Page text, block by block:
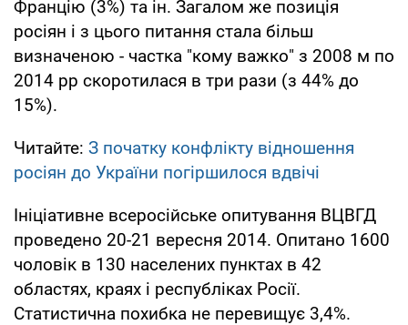
Францію (3%) та ін. Загалом же позиція
росіян і з цього питання стала більш
визначеною - частка "кому важко" з 2008 м по
2014 рр скоротилася в три рази (з 44% до
15%).
Читайте: З початку конфлікту відношення
росіян до України погіршилося вдвічі
Ініціативне всеросійське опитування ВЦВГД
проведено 20-21 вересня 2014. Опитано 1600
чоловік в 130 населених пунктах в 42
областях, краях і республіках Росії.
Статистична похибка не перевищує 3,4%.